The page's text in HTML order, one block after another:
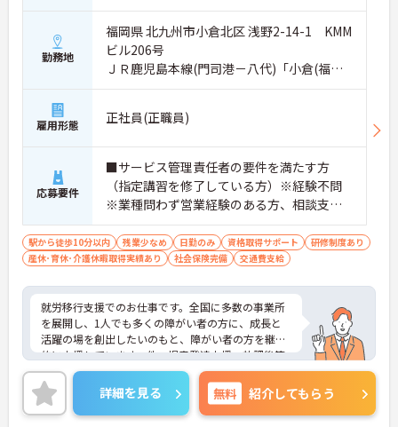
勤務地
福岡県 北九州市小倉北区 浅野2-14-1 KMM
ビル206号
ＪＲ鹿児島本線(門司港－八代)「小倉(福岡)
駅」徒歩4分
雇用形態 正社員(正職員)
応募要件
■サービス管理責任者の要件を満たす方
（指定講習を修了している方）※経験不問
※業種問わず営業経験のある方、相談支
援・直接支援の経験がある方歓迎
駅から徒歩10分以内 残業少なめ 日勤のみ 資格取得サポート
研修制度あり
産休･育休･介護休暇取得実績あり
社会保険完備 交通費支給
就労移行支援でのお仕事です。全国に多数の事業所
を展開し、1人でも多くの障がい者の方に、成長と
活躍の場を創出したいのもと、障がい者の方を継続
的に支援しています。他、児童発達支援、放課後等
デイサービスも展開しており安定感も抜群です。
ご興味ある方には、面接対策ポイントなど、さらに
詳細をお話しいたしますのでお気軽にご相談くださ
い！
詳細を見る 無料 紹介してもらう